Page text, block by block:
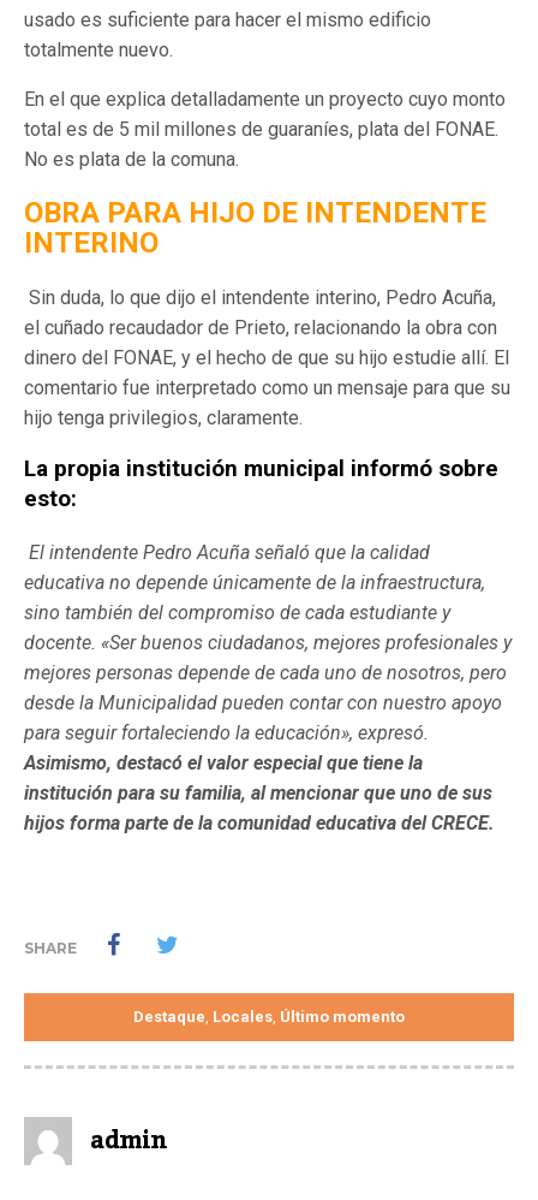
usado es suficiente para hacer el mismo edificio
totalmente nuevo.
En el que explica detalladamente un proyecto cuyo monto
total es de 5 mil millones de guaraníes, plata del FONAE.
No es plata de la comuna.
OBRA PARA HIJO DE INTENDENTE
INTERINO
Sin duda, lo que dijo el intendente interino, Pedro Acuña,
el cuñado recaudador de Prieto, relacionando la obra con
dinero del FONAE, y el hecho de que su hijo estudie allí. El
comentario fue interpretado como un mensaje para que su
hijo tenga privilegios, claramente.
La propia institución municipal informó sobre
esto:
El intendente Pedro Acuña señaló que la calidad
educativa no depende únicamente de la infraestructura,
sino también del compromiso de cada estudiante y
docente. «Ser buenos ciudadanos, mejores profesionales y
mejores personas depende de cada uno de nosotros, pero
desde la Municipalidad pueden contar con nuestro apoyo
para seguir fortaleciendo la educación», expresó.
Asimismo, destacó el valor especial que tiene la
institución para su familia, al mencionar que uno de sus
hijos forma parte de la comunidad educativa del CRECE.
SHARE
Destaque, Locales, Último momento
admin